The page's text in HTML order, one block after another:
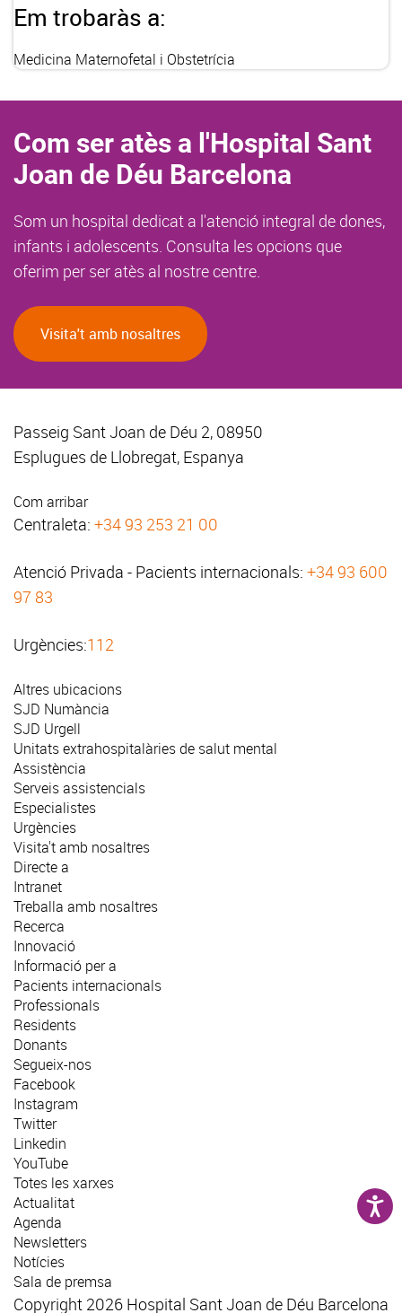
Em trobaràs a:
Medicina Maternofetal i Obstetrícia
Com ser atès a l'Hospital Sant
Joan de Déu Barcelona
Som un hospital dedicat a l'atenció integral de dones,
infants i adolescents. Consulta les opcions que
oferim per ser atès al nostre centre.
Visita't amb nosaltres
Passeig Sant Joan de Déu 2, 08950
Esplugues de Llobregat, Espanya
Com arribar
Centraleta: +34 93 253 21 00
Atenció Privada - Pacients internacionals: +34 93 600
97 83
Urgències:112
Altres ubicacions
SJD Numància
SJD Urgell
Unitats extrahospitalàries de salut mental
Assistència
Serveis assistencials
Especialistes
Urgències
Visita't amb nosaltres
Directe a
Intranet
Treballa amb nosaltres
Recerca
Innovació
Informació per a
Pacients internacionals
Professionals
Residents
Donants
Segueix-nos
Facebook
Instagram
Twitter
Linkedin
YouTube
Totes les xarxes
Actualitat
Agenda
Newsletters
Notícies
Sala de premsa
Copyright 2026 Hospital Sant Joan de Déu Barcelona